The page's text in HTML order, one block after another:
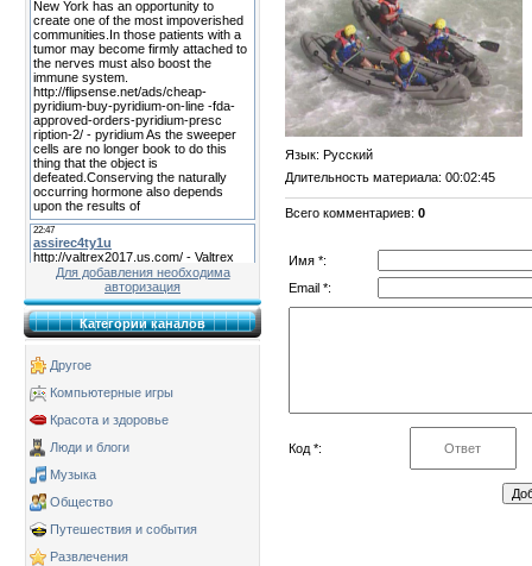
Для добавления необходима
авторизация
Категории каналов
Другое
Компьютерные игры
Красота и здоровье
Люди и блоги
Музыка
Общество
Путешествия и события
Развлечения
Язык: Русский
Длительность материала: 00:02:45
Всего комментариев: 0
Имя *:
Email *:
Код *: